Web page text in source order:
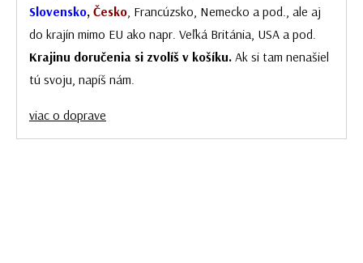
Slovensko, Česko, Francúzsko, Nemecko a pod., ale aj
do krajín mimo EU ako napr. Veľká Británia, USA a pod.
Krajinu doručenia si zvolíš v košíku. Ak si tam nenašiel
tú svoju, napíš nám.
viac o doprave